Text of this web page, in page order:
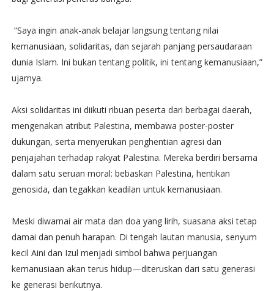
“Saya ingin anak-anak belajar langsung tentang nilai
kemanusiaan, solidaritas, dan sejarah panjang persaudaraan
dunia Islam. Ini bukan tentang politik, ini tentang kemanusiaan,”
ujarnya.
Aksi solidaritas ini diikuti ribuan peserta dari berbagai daerah,
mengenakan atribut Palestina, membawa poster-poster
dukungan, serta menyerukan penghentian agresi dan
penjajahan terhadap rakyat Palestina. Mereka berdiri bersama
dalam satu seruan moral: bebaskan Palestina, hentikan
genosida, dan tegakkan keadilan untuk kemanusiaan.
Meski diwarnai air mata dan doa yang lirih, suasana aksi tetap
damai dan penuh harapan. Di tengah lautan manusia, senyum
kecil Aini dan Izul menjadi simbol bahwa perjuangan
kemanusiaan akan terus hidup—diteruskan dari satu generasi
ke generasi berikutnya.